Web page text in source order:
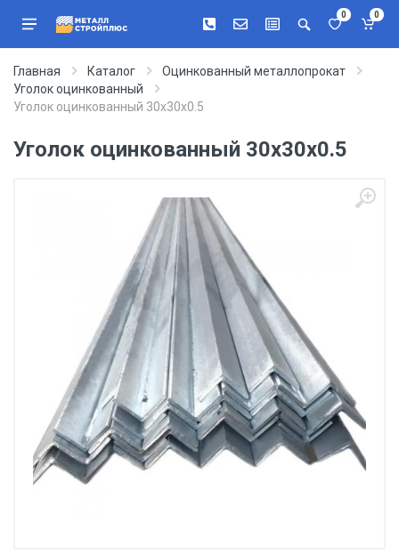
0 0
Главная Каталог
Оцинкованный металлопрокат
Уголок оцинкованный
Уголок оцинкованный 30х30х0.5
Уголок оцинкованный 30х30х0.5